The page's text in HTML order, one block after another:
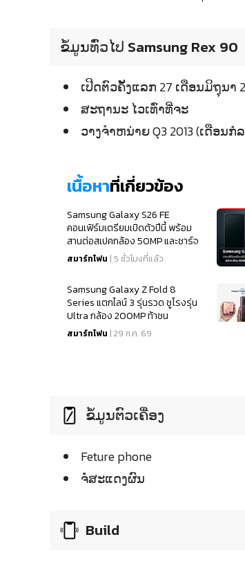
ຂໍ້ມູນທົ່ວໄປ Samsung Rex 90
ເປີດຕົວຄັ້ງແລກ 27 ເດືອນມິຖຸນາ
ສະຖານະ ໄວເທົ່າທີ່ຈະ
ວາງຈຳຫນ່າຍ Q3 2013 (ເດືອນກໍ
เนื้อหาที่เกี่ยวข้อง
Samsung Galaxy S26 FE
คอนเฟิร์มเตรียมเปิดตัวปีนี้ พร้อม
สานต่อสเปคกล้อง 50MP และชาร์จ
ไว 45W
สมาร์ทโฟน | 5 ชั่วโมงที่แล้ว
Samsung Galaxy Z Fold 8
Series แตกไลน์ 3 รุ่นรวด ชูโรงรุ่น
Ultra กล้อง 200MP ท้าชน
iPhone 18
สมาร์ทโฟน | 29 ก.ค. 69
ຂໍ້ມູນຕົວເຄື່ອງ
Feture phone
ຈໍໍສະແດງຜົນ
Build